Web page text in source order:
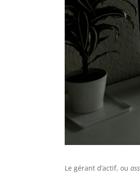
Le gérant d’actif, ou